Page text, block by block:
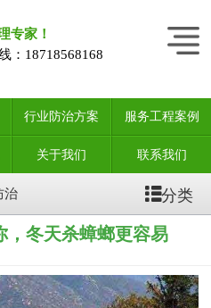
专家！
： 18718568168
行业防治方案 服务工程案例
关于我们 联系我们
治 分类
，冬天杀蟑螂更容易